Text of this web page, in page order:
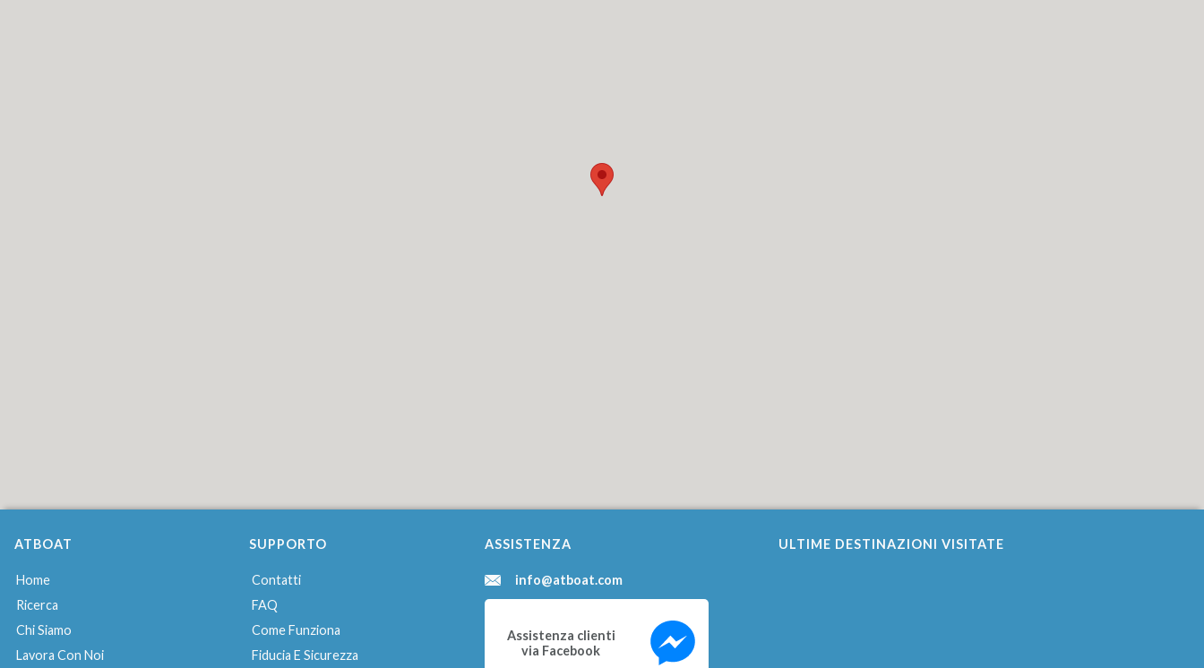
ATBOAT
Home
Ricerca
Chi Siamo
Lavora Con Noi
SUPPORTO
Contatti
FAQ
Come Funziona
Fiducia E Sicurezza
ASSISTENZA
info@atboat.com
Assistenza clienti
via Facebook
ULTIME DESTINAZIONI VISITATE